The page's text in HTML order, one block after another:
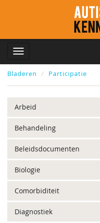
Bladeren Participatie
Arbeid
Behandeling
Beleidsdocumenten
Biologie
Comorbiditeit
Diagnostiek